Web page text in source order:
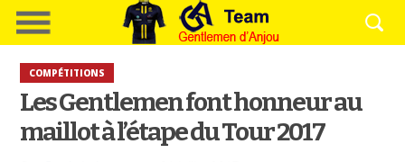
COMPÉTITIONS
Les Gentlemen font honneur au
maillot à l’étape du Tour 2017